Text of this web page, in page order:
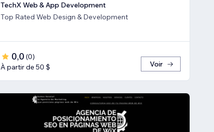
TechX Web & App Development
Top Rated Web Design & Development
0,0 (0)
À partir de 50 $
Voir